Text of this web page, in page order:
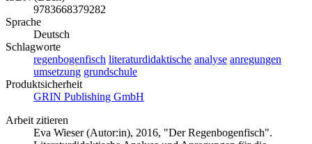
9783668379282
Sprache
Deutsch
Schlagworte
regenbogenfisch literaturdidaktische analyse anregungen
umsetzung grundschule
Produktsicherheit
GRIN Publishing GmbH
Arbeit zitieren
Eva Wieser (Autor:in), 2016, "Der Regenbogenfisch".